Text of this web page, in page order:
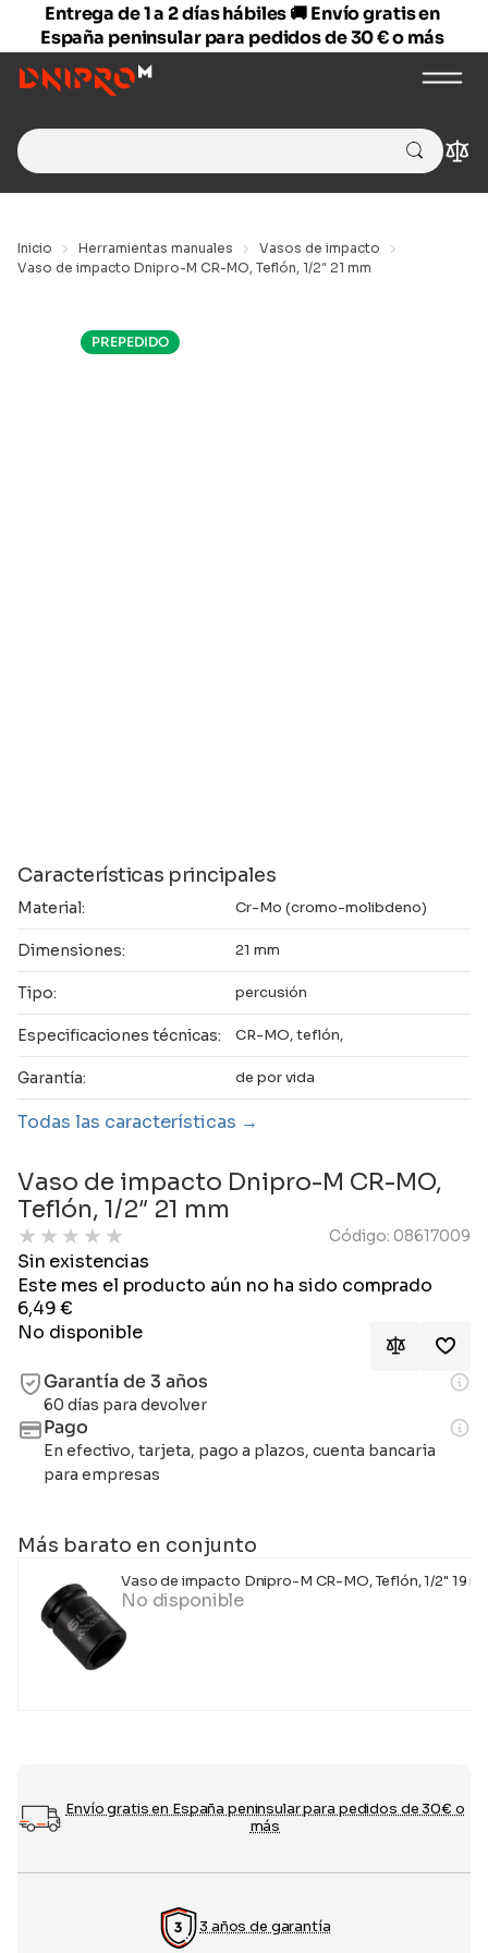
Entrega de 1 a 2 días hábiles 🚚 Envío gratis en
España peninsular para pedidos de 30 € o más
Search
for:
Inicio Herramientas manuales
Vasos de impacto
Vaso de impacto Dnipro-M CR-MO, Teflón, 1/2″ 21 mm
PREPEDIDO
Características principales
Material: Cr-Mo (cromo-molibdeno)
Dimensiones: 21 mm
Tipo: percusión
Especificaciones técnicas: CR-MO, teflón,
Garantía: de por vida
Todas las características
Vaso de impacto Dnipro-M CR-MO,
Teflón, 1/2″ 21 mm
★ ★ ★ ★ ★ Código: 08617009
Sin existencias
Este mes el producto aún no ha sido comprado
6,49€
No disponible
Garantía de 3 años
60 días para devolver
Pago
En efectivo, tarjeta, pago a plazos, cuenta bancaria
para empresas
Más barato en conjunto
Vaso de impacto Dnipro-M CR-MO, Teflón, 1/2" 19
No disponible
Envío gratis en España peninsular para pedidos de 30€ o
más
3 años de garantía